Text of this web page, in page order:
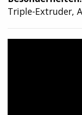
Triple-Extruder,